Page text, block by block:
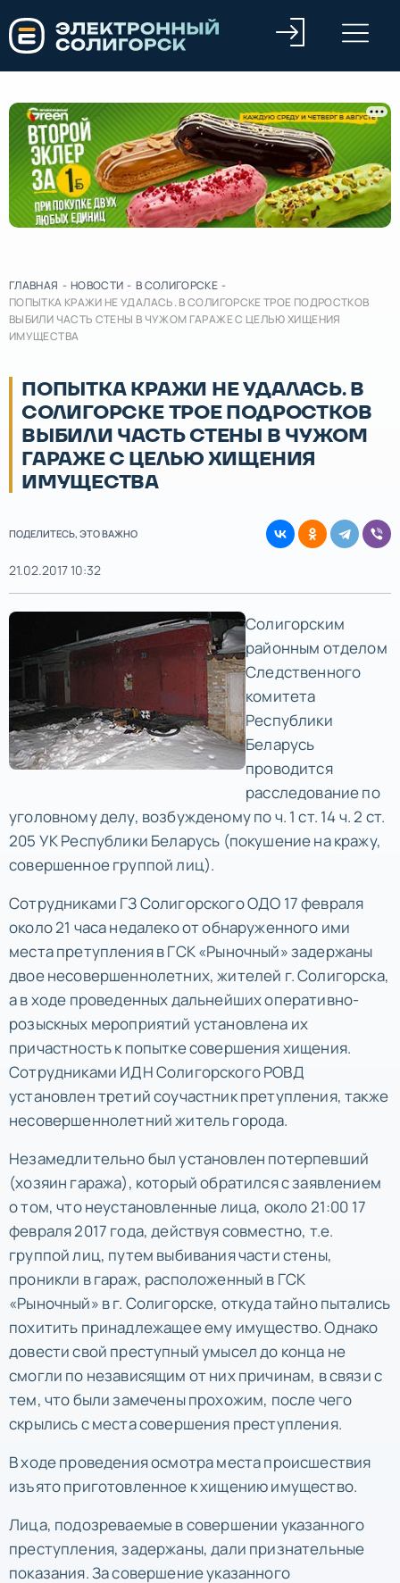
ГЛАВНАЯ - НОВОСТИ - В СОЛИГОРСКЕ -
ПОПЫТКА КРАЖИ НЕ УДАЛАСЬ. В СОЛИГОРСКЕ ТРОЕ ПОДРОСТКОВ
ВЫБИЛИ ЧАСТЬ СТЕНЫ В ЧУЖОМ ГАРАЖЕ С ЦЕЛЬЮ ХИЩЕНИЯ
ИМУЩЕСТВА
ПОПЫТКА КРАЖИ НЕ УДАЛАСЬ. В
СОЛИГОРСКЕ ТРОЕ ПОДРОСТКОВ
ВЫБИЛИ ЧАСТЬ СТЕНЫ В ЧУЖОМ
ГАРАЖЕ С ЦЕЛЬЮ ХИЩЕНИЯ
ИМУЩЕСТВА
ПОДЕЛИТЕСЬ, ЭТО ВАЖНО
21.02.2017 10:32
Солигорским
районным отделом
Следственного
комитета
Республики
Беларусь
проводится
расследование по
уголовному делу, возбужденому по ч. 1 ст. 14 ч. 2 ст.
205 УК Республики Беларусь (покушение на кражу,
совершенное группой лиц).
Сотрудниками ГЗ Солигорского ОДО 17 февраля
около 21 часа недалеко от обнаруженного ими
места претупления в ГСК «Рыночный» задержаны
двое несовершеннолетних, жителей г. Солигорска,
а в ходе проведенных дальнейших оперативно-
розыскных мероприятий установлена их
причастность к попытке совершения хищения.
Сотрудниками ИДН Солигорского РОВД
установлен третий соучастник претупления, также
несовершеннолетний житель города.
Незамедлительно был установлен потерпевший
(хозяин гаража), который обратился с заявлением
о том, что неустановленные лица, около 21:00 17
февраля 2017 года, действуя совместно, т.е.
группой лиц, путем выбивания части стены,
проникли в гараж, расположенный в ГСК
«Рыночный» в г. Солигорске, откуда тайно пытались
похитить принадлежащее ему имущество. Однако
довести свой преступный умысел до конца не
смогли по независящим от них причинам, в связи с
тем, что были замечены прохожим, после чего
скрылись с места совершения преступления.
В ходе проведения осмотра места происшествия
изъято приготовленное к хищению имущество.
Лица, подозреваемые в совершении указанного
преступления, задержаны, дали признательные
показания. За совершение указанного